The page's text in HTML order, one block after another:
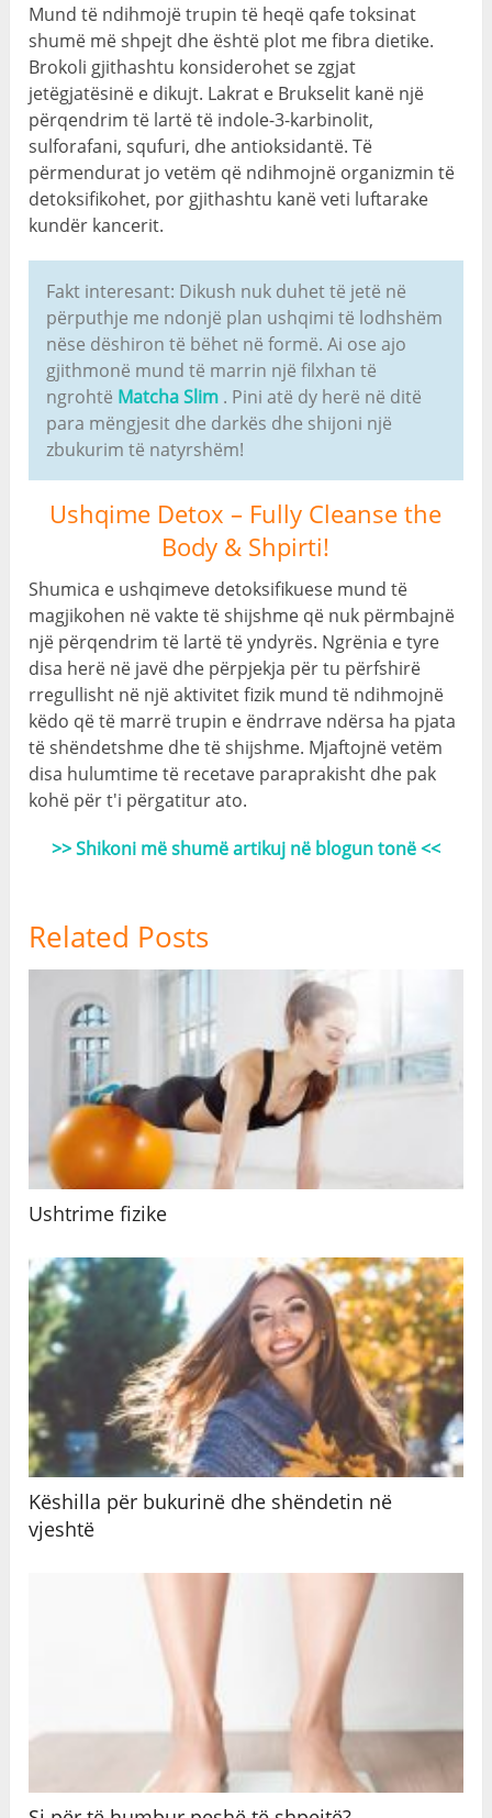
Mund të ndihmojë trupin të heqë qafe toksinat
shumë më shpejt dhe është plot me fibra dietike.
Brokoli gjithashtu konsiderohet se zgjat
jetëgjatësinë e dikujt. Lakrat e Brukselit kanë një
përqendrim të lartë të indole-3-karbinolit,
sulforafani, squfuri, dhe antioksidantë. Të
përmendurat jo vetëm që ndihmojnë organizmin të
detoksifikohet, por gjithashtu kanë veti luftarake
kundër kancerit.
Fakt interesant: Dikush nuk duhet të jetë në
përputhje me ndonjë plan ushqimi të lodhshëm
nëse dëshiron të bëhet në formë. Ai ose ajo
gjithmonë mund të marrin një filxhan të
ngrohtë Matcha Slim . Pini atë dy herë në ditë
para mëngjesit dhe darkës dhe shijoni një
zbukurim të natyrshëm!
Ushqime Detox – Fully Cleanse the
Body & Shpirti!
Shumica e ushqimeve detoksifikuese mund të
magjikohen në vakte të shijshme që nuk përmbajnë
një përqendrim të lartë të yndyrës. Ngrënia e tyre
disa herë në javë dhe përpjekja për tu përfshirë
rregullisht në një aktivitet fizik mund të ndihmojnë
këdo që të marrë trupin e ëndrrave ndërsa ha pjata
të shëndetshme dhe të shijshme. Mjaftojnë vetëm
disa hulumtime të recetave paraprakisht dhe pak
kohë për t'i përgatitur ato.
>> Shikoni më shumë artikuj në blogun tonë <<
Related Posts
Ushtrime fizike
Këshilla për bukurinë dhe shëndetin në
vjeshtë